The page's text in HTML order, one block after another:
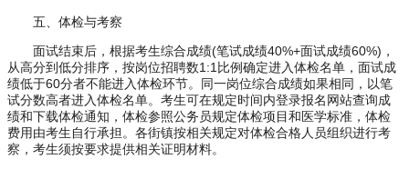
五、体检与考察
面试结束后，根据考生综合成绩(笔试成绩40%+面试成绩60%)，
从高分到低分排序，按岗位招聘数1:1比例确定进入体检名单，面试成
绩低于60分者不能进入体检环节。同一岗位综合成绩如果相同，以笔
试分数高者进入体检名单。考生可在规定时间内登录报名网站查询成
绩和下载体检通知，体检参照公务员规定体检项目和医学标准，体检
费用由考生自行承担。各街镇按相关规定对体检合格人员组织进行考
察，考生须按要求提供相关证明材料。